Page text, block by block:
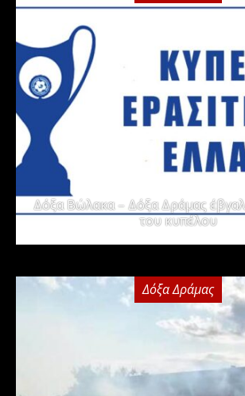
Δόξα Βώλακα – Δόξα Δράμας
του κυπέλου
Δόξα Δράμας